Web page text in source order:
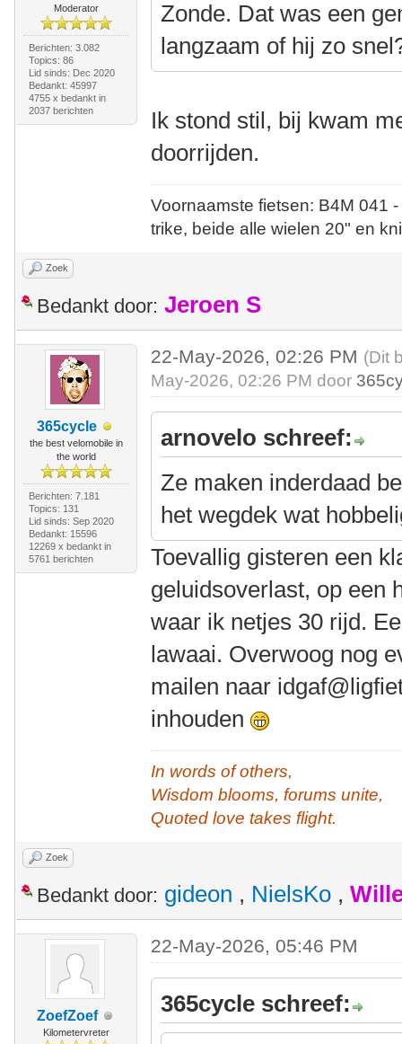
Moderator
Berichten: 3.082
Topics: 86
Lid sinds: Dec 2020
Bedankt: 45997
4755 x bedankt in
2037 berichten
Zonde. Dat was een
langzaam of hij zo
Ik stond stil, bij kwam
doorrijden.
Voornaamste fietsen: B4M
trike, beide alle wielen 20" en
Zoek
Bedankt door: Jeroen S
365cycle
the best velomobile in
the world
Berichten: 7.181
Topics: 131
Lid sinds: Sep 2020
Bedankt: 15596
12269 x bedankt in
5761 berichten
22-May-2026, 02:26 PM (Dit
May-2026, 02:26 PM door
arnovelo schreef:
Ze maken inderdaad
het wegdek wat
Toevallig gisteren een
geluidsoverlast, op een
waar ik netjes 30 rijd.
lawaai. Overwoog nog
mailen naar
inhouden
In words of others,
Wisdom blooms, forums unite,
Quoted love takes flight.
Zoek
Bedankt door: gideon , NielsKo ,
ZoefZoef
Kilometervreter
22-May-2026, 05:46 PM
365cycle schreef: